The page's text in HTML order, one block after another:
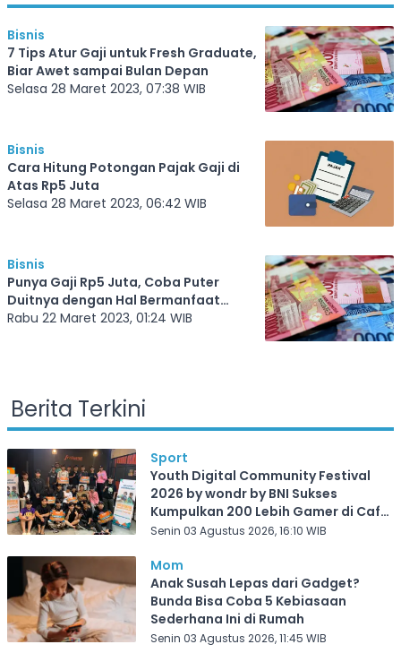
Bisnis
7 Tips Atur Gaji untuk Fresh Graduate,
Biar Awet sampai Bulan Depan
Selasa 28 Maret 2023, 07:38 WIB
Bisnis
Cara Hitung Potongan Pajak Gaji di
Atas Rp5 Juta
Selasa 28 Maret 2023, 06:42 WIB
Bisnis
Punya Gaji Rp5 Juta, Coba Puter
Duitnya dengan Hal Bermanfaat
Berikut!
Rabu 22 Maret 2023, 01:24 WIB
Berita Terkini
Sport
Youth Digital Community Festival
2026 by wondr by BNI Sukses
Kumpulkan 200 Lebih Gamer di Cafe
Frekuensi Depok
Senin 03 Agustus 2026, 16:10 WIB
Mom
Anak Susah Lepas dari Gadget?
Bunda Bisa Coba 5 Kebiasaan
Sederhana Ini di Rumah
Senin 03 Agustus 2026, 11:45 WIB